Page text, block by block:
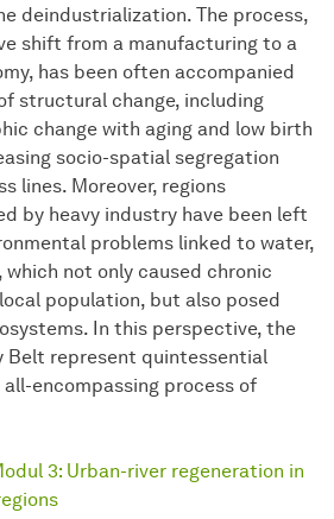
deindustrialization. The process,
shift from a manufacturing to a
has been often accompanied
structural change, including
change with aging and low birth
socio-spatial segregation
lines. Moreover, regions
by heavy industry have been left
problems linked to water,
not only caused chronic
population, but also posed
In this perspective, the
Belt represent quintessential
encompassing process of
3: Urban-river regeneration in